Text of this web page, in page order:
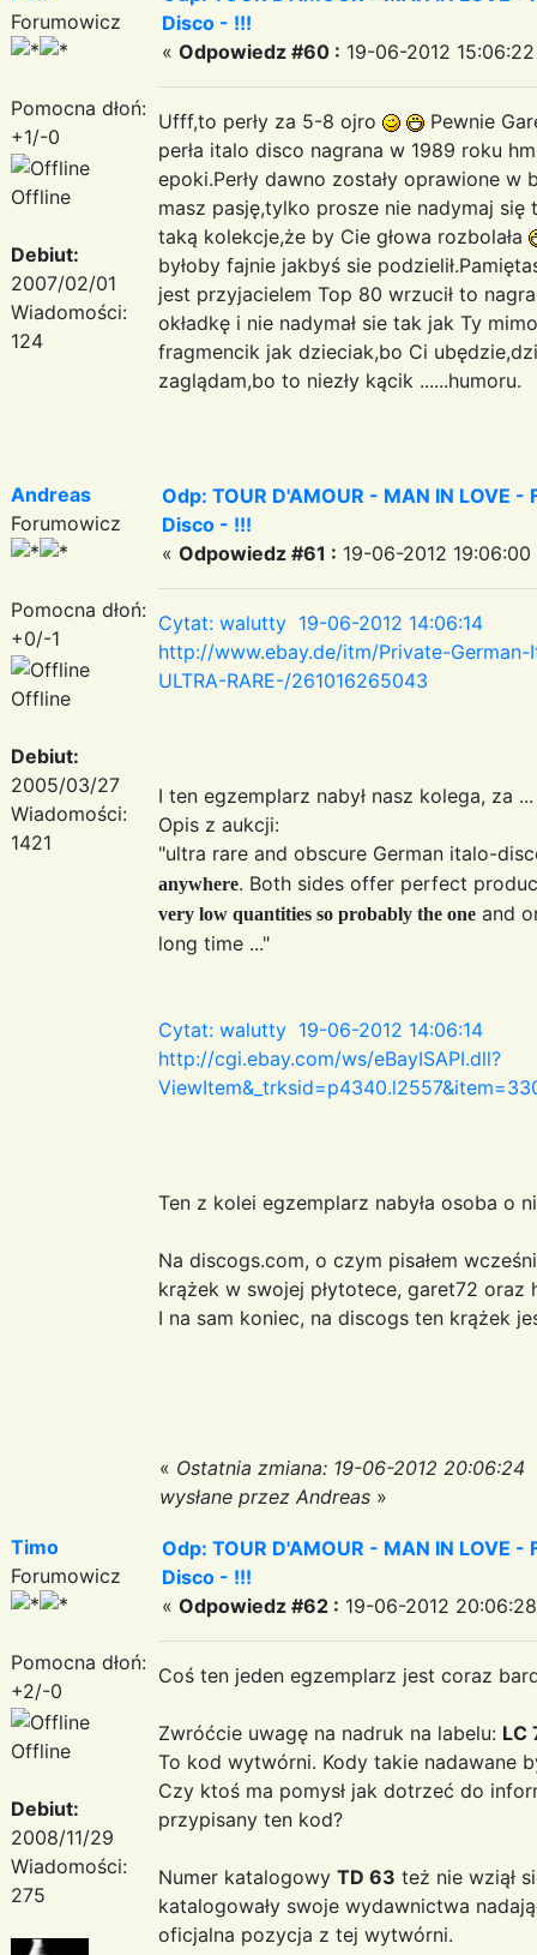
Forumowicz
Pomocna dłoń:
+1/-0
Offline
Debiut:
2007/02/01
Wiadomości:
124
Disco - !!!
« Odpowiedz #60 : 19-06-2012
Ufff,to perły za 5-8 ojro
Pewnie
perła italo disco nagrana w 1989 roku
epoki.Perły dawno zostały oprawione
masz pasję,tylko prosze nie nadymaj
taką kolekcje,że by Cie głowa rozbolała
byłoby fajnie jakbyś sie
jest przyjacielem Top 80 wrzucił to
okładkę i nie nadymał sie tak jak Ty
fragmencik jak dzieciak,bo Ci
zaglądam,bo to niezły kącik ......humoru.
Andreas
Forumowicz
Pomocna dłoń:
+0/-1
Offline
Debiut:
2005/03/27
Wiadomości:
1421
Odp: TOUR D'AMOUR - MAN IN LOVE
Disco - !!!
« Odpowiedz #61 : 19-06-2012 19:06:00
Cytat: walutty 19-06-2012 14:06:14
http://www.ebay.de/itm/Private-
ULTRA-RARE-/261016265043
I ten egzemplarz nabył nasz kolega, za
Opis z aukcji:
"ultra rare and obscure German italo-
anywhere. Both sides offer perfect
very low quantities so probably the one and
long time ..."
Cytat: walutty 19-06-2012 14:06:14
http://cgi.ebay.com/ws/eBayISAPI.dll?
Ten z kolei egzemplarz nabyła osoba o
Na discogs.com, o czym pisałem
krążek w swojej płytotece, garet72 oraz
I na sam koniec, na discogs ten
« Ostatnia zmiana: 19-06-2012 20:06:24
wysłane przez Andreas »
Timo
Forumowicz
Pomocna dłoń:
+2/-0
Offline
Debiut:
2008/11/29
Wiadomości:
275
Odp: TOUR D'AMOUR - MAN IN LOVE
Disco - !!!
« Odpowiedz #62 : 19-06-2012
Coś ten jeden egzemplarz jest coraz
Zwróćcie uwagę na nadruk na labelu: LC
To kod wytwórni. Kody takie nadawane
Czy ktoś ma pomysł jak dotrzeć do
przypisany ten kod?
Numer katalogowy TD 63 też nie wziął
katalogowały swoje wydawnictwa
oficjalna pozycja z tej wytwórni.